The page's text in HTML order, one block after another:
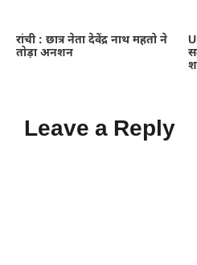
रांची : छात्र नेता देवेंद्र नाथ महतो ने
तोड़ा अनशन
Leave a Reply